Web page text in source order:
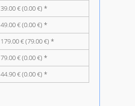
39.00 € (0.00 €) *
49.00 € (0.00 €) *
179.00 € (79.00 €) *
79.00 € (0.00 €) *
44.90 € (0.00 €) *